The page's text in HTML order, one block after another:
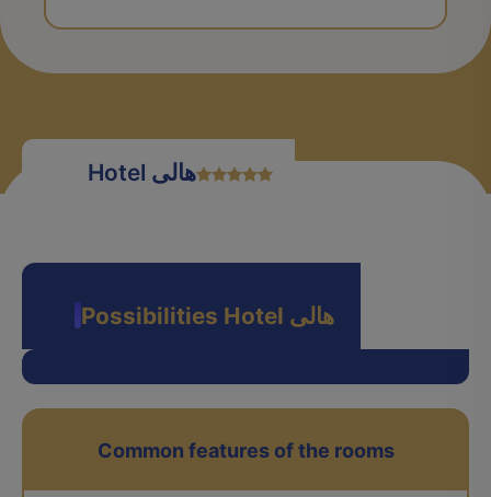
Hotel هالی
Possibilities Hotel هالی
Common features of the rooms